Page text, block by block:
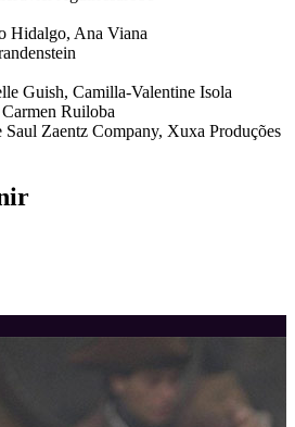
Hidalgo, Ana Viana
Guish, Camilla-Valentine Isola
Ruiloba
Saul Zaentz Company, Xuxa Produções